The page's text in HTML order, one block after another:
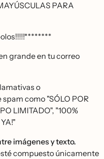
PARA
grande en tu correo
o
como "SÓLO POR
LIMITADO", "100%
imágenes y texto.
compuesto únicamente